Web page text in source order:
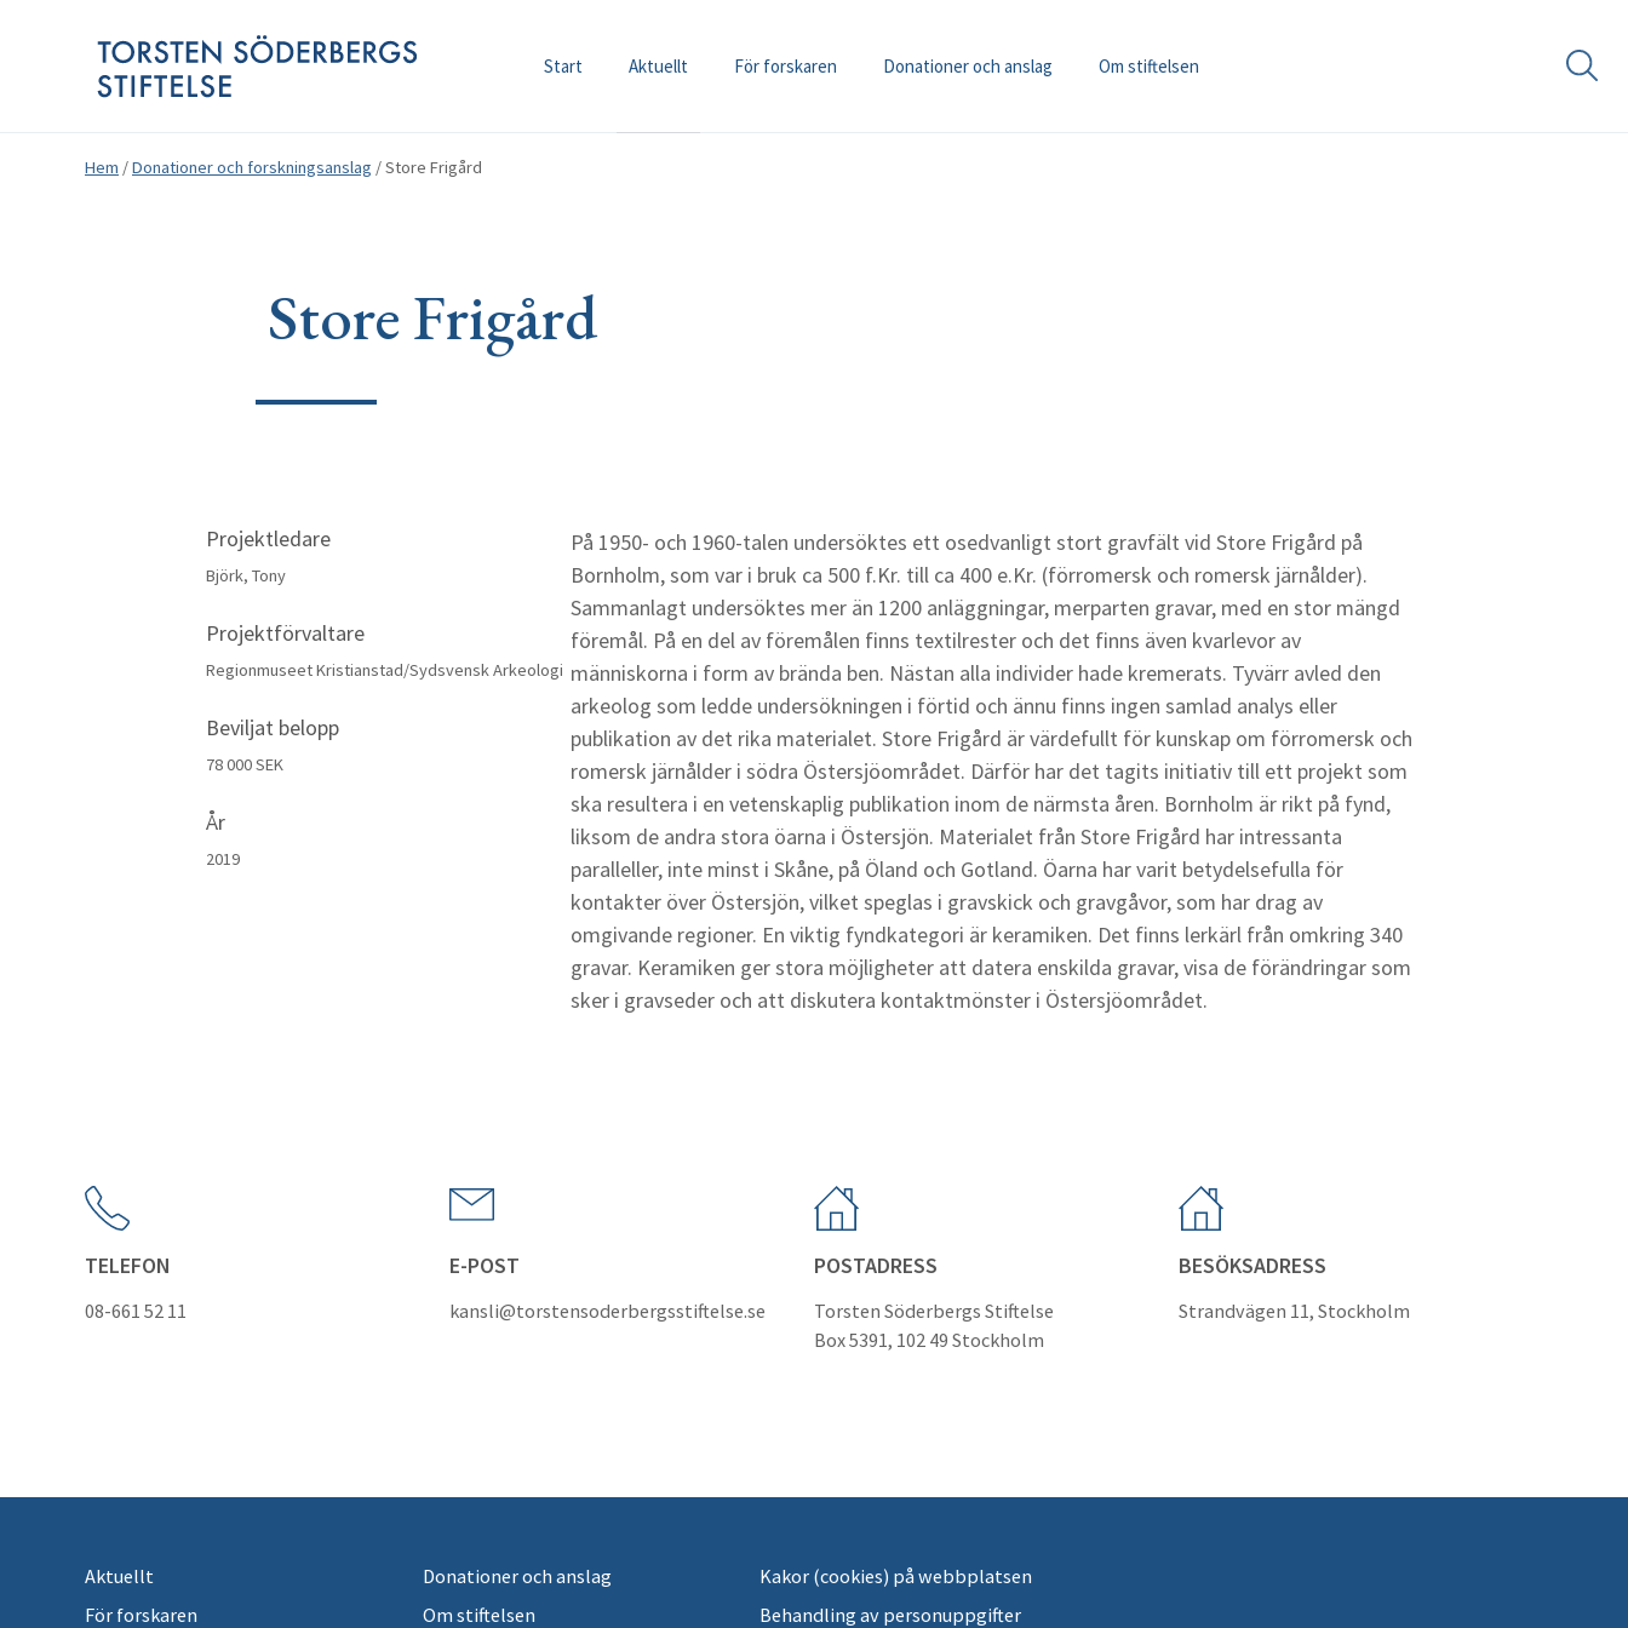
Start Aktuellt För forskaren Donationer och anslag Om stiftelsen
Hem /Donationer och forskningsanslag /Store Frigård
Store Frigård
Projektledare
Björk, Tony
Projektförvaltare
Regionmuseet Kristianstad/Sydsvensk Arkeologi
Beviljat belopp
78 000 SEK
År
2019
På 1950- och 1960-talen undersöktes ett osedvanligt stort gravfält vid Store Frigård på
Bornholm, som var i bruk ca 500 f.Kr. till ca 400 e.Kr. (förromersk och romersk järnålder).
Sammanlagt undersöktes mer än 1200 anläggningar, merparten gravar, med en stor mängd
föremål. På en del av föremålen finns textilrester och det finns även kvarlevor av
människorna i form av brända ben. Nästan alla individer hade kremerats. Tyvärr avled den
arkeolog som ledde undersökningen i förtid och ännu finns ingen samlad analys eller
publikation av det rika materialet. Store Frigård är värdefullt för kunskap om förromersk och
romersk järnålder i södra Östersjöområdet. Därför har det tagits initiativ till ett projekt som
ska resultera i en vetenskaplig publikation inom de närmsta åren. Bornholm är rikt på fynd,
liksom de andra stora öarna i Östersjön. Materialet från Store Frigård har intressanta
paralleller, inte minst i Skåne, på Öland och Gotland. Öarna har varit betydelsefulla för
kontakter över Östersjön, vilket speglas i gravskick och gravgåvor, som har drag av
omgivande regioner. En viktig fyndkategori är keramiken. Det finns lerkärl från omkring 340
gravar. Keramiken ger stora möjligheter att datera enskilda gravar, visa de förändringar som
sker i gravseder och att diskutera kontaktmönster i Östersjöområdet.
TELEFON
08-661 52 11
E-POST
kansli@torstensoderbergsstiftelse.se
POSTADRESS
Torsten Söderbergs Stiftelse
Box 5391, 102 49 Stockholm
BESÖKSADRESS
Strandvägen 11, Stockholm
Aktuellt
För forskaren
Donationer och anslag
Om stiftelsen
Kakor (cookies) på webbplatsen
Behandling av personuppgifter